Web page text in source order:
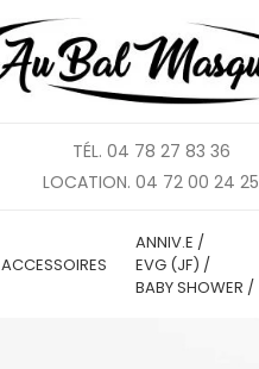
TÉL. 04 78 27 83 36
LOCATION. 04 72 00 24 25
ACCESSOIRES
ANNIV.E /
EVG (JF) /
BABY SHOWER /